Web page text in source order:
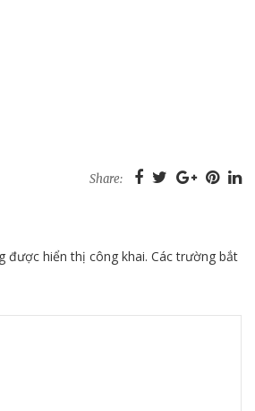
Share:
được hiển thị công khai. Các trường bắt